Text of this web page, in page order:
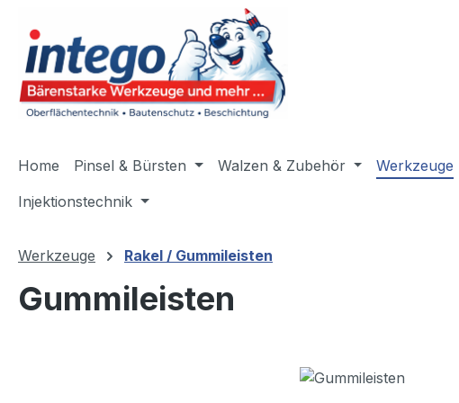
Zur Hauptnavigation springen
Home Pinsel & Bürsten Walzen & Zubehör Werkzeuge
Injektionstechnik
Werkzeuge Rakel / Gummileisten
Gummileisten